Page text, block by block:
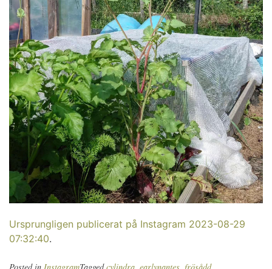
Ursprungligen publicerat på Instagram 2023-08-29
07:32:40.